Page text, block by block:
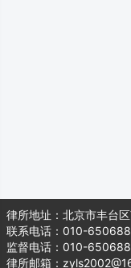
律所地址：北京市丰台
联系电话：010-
监督电话：010-
律所邮箱：